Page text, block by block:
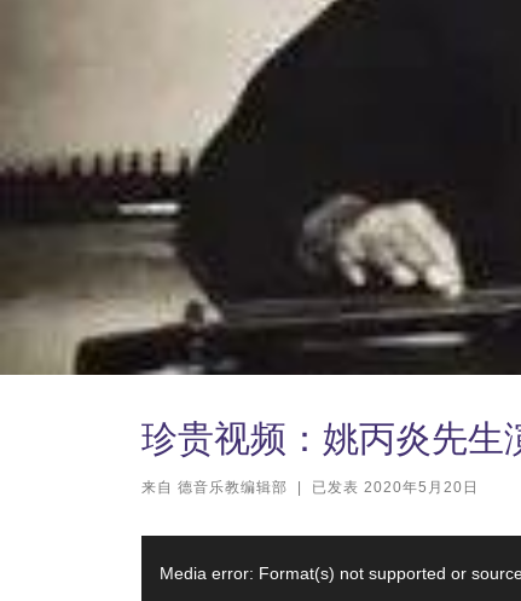
珍贵视频：姚丙炎先生
来自 德音乐教编辑部 已发表 2020年5月20日
频Media error: Format(s) not supported or